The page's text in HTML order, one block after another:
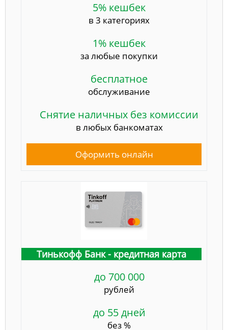
5% кешбек
в 3 категориях
1% кешбек
за любые покупки
бесплатное
обслуживание
Снятие наличных без комиссии
в любых банкоматах
Оформить онлайн
Тинькофф Банк - кредитная карта
до 700 000
рублей
до 55 дней
без %